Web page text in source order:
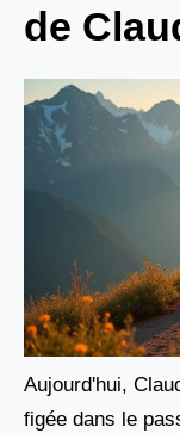
de
Aujourd'hui,
figée dans le